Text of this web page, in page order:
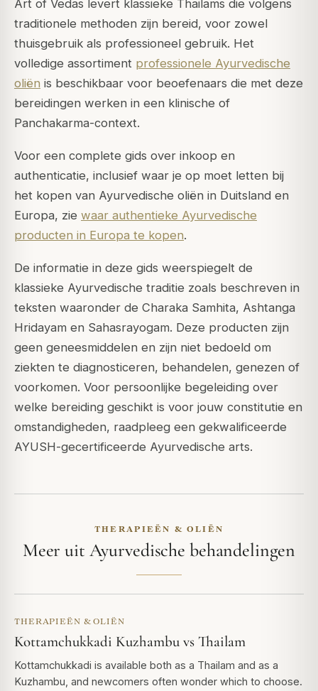
Art of Vedas levert klassieke Thailams die volgens
traditionele methoden zijn bereid, voor zowel
thuisgebruik als professioneel gebruik. Het
volledige assortiment professionele Ayurvedische
oliën is beschikbaar voor beoefenaars die met deze
bereidingen werken in een klinische of
Panchakarma-context.
Voor een complete gids over inkoop en
authenticatie, inclusief waar je op moet letten bij
het kopen van Ayurvedische oliën in Duitsland en
Europa, zie waar authentieke Ayurvedische
producten in Europa te kopen.
De informatie in deze gids weerspiegelt de
klassieke Ayurvedische traditie zoals beschreven in
teksten waaronder de Charaka Samhita, Ashtanga
Hridayam en Sahasrayogam. Deze producten zijn
geen geneesmiddelen en zijn niet bedoeld om
ziekten te diagnosticeren, behandelen, genezen of
voorkomen. Voor persoonlijke begeleiding over
welke bereiding geschikt is voor jouw constitutie en
omstandigheden, raadpleeg een gekwalificeerde
AYUSH-gecertificeerde Ayurvedische arts.
THERAPIEËN & OLIËN
Meer uit Ayurvedische behandelingen
THERAPIEËN & OLIËN
Kottamchukkadi Kuzhambu vs Thailam
Kottamchukkadi is available both as a Thailam and as a
Kuzhambu, and newcomers often wonder which to choose.